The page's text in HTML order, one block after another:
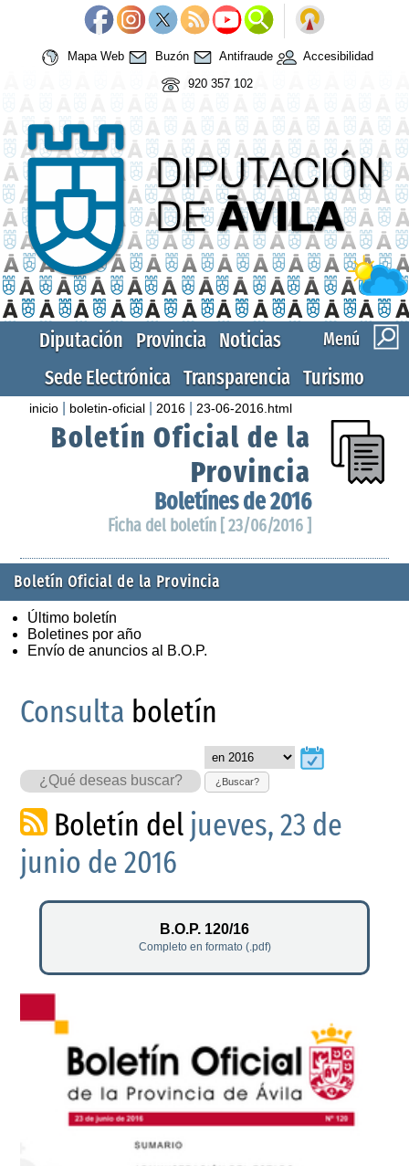
Mapa Web Buzón Antifraude
Accesibilidad
920 357 102
Menú
Diputación Provincia Noticias
Sede Electrónica Transparencia Turismo
inicio boletin-oficial 2016 23-06-2016.html
Boletín Oficial de la
Provincia
Boletínes de 2016
Ficha del boletín [ 23/06/2016 ]
Boletín Oficial de la Provincia
Último boletín
Boletines por año
Envío de anuncios al B.O.P.
Consulta boletín
¿Buscar?
Boletín del jueves, 23 de
junio de 2016
B.O.P. 120/16
Completo en formato (.pdf)